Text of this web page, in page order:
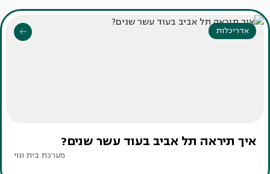
אדריכלות
איך תיראה תל אביב בעוד עשר שנים?
מערכת בית ונוי